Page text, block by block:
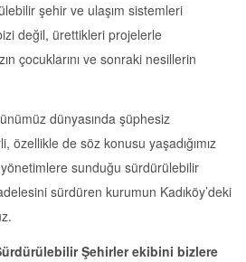
şehir ve ulaşım sistemleri
değil, ürettikleri projelerle
çocuklarını ve sonraki nesillerin
dünyasında şüphesiz
özellikle de söz konusu yaşadığımız
sunduğu sürdürülebilir
sürdüren kurumun Kadıköy’deki
Şehirler ekibini bizlere